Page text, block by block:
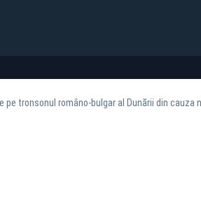
pe tronsonul româno-bulgar al Dunării din cauza